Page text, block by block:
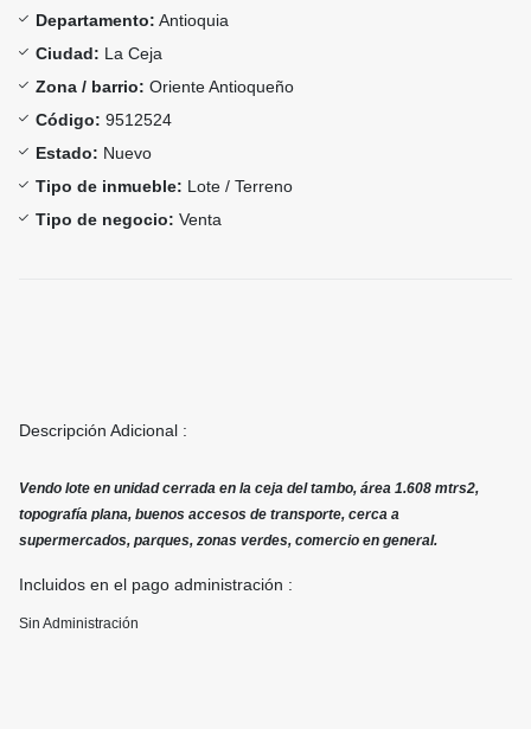
Departamento: Antioquia
Ciudad: La Ceja
Zona / barrio: Oriente Antioqueño
Código: 9512524
Estado: Nuevo
Tipo de inmueble: Lote / Terreno
Tipo de negocio: Venta
Descripción Adicional :
Vendo lote en unidad cerrada en la ceja del tambo, área 1.608 mtrs2,
topografía plana, buenos accesos de transporte, cerca a
supermercados, parques, zonas verdes, comercio en general.
Incluidos en el pago administración :
Sin Administración